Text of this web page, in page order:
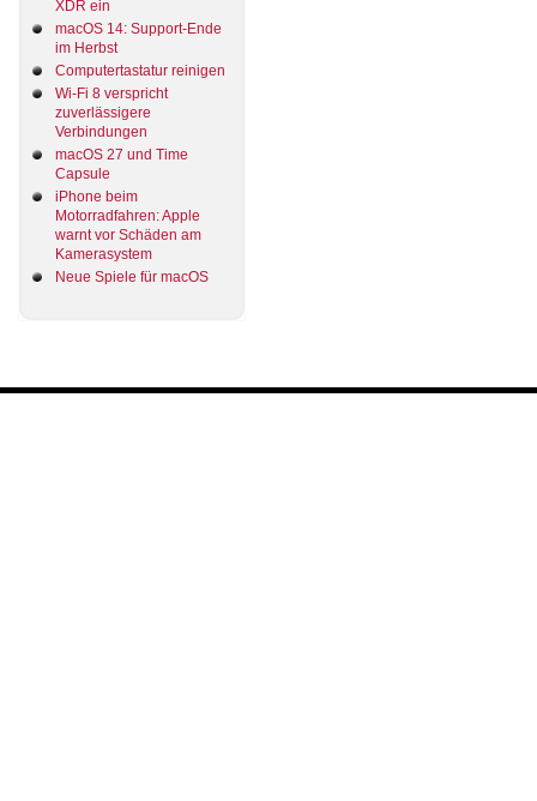
XDR ein
macOS 14: Support-Ende
im Herbst
Computertastatur reinigen
Wi-Fi 8 verspricht
zuverlässigere
Verbindungen
macOS 27 und Time
Capsule
iPhone beim
Motorradfahren: Apple
warnt vor Schäden am
Kamerasystem
Neue Spiele für macOS